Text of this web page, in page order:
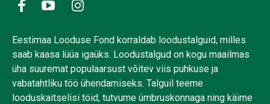
Eestimaa Looduse Fond korraldab loodustalguid, milles
saab kaasa lüüa igaüks. Loodustalgud on kogu maailmas
üha suuremat populaarsust võitev viis puhkuse ja
vabatahtliku töö ühendamiseks. Talguil teeme
looduskaitselisi töid, tutvume ümbruskonnaga ning käime